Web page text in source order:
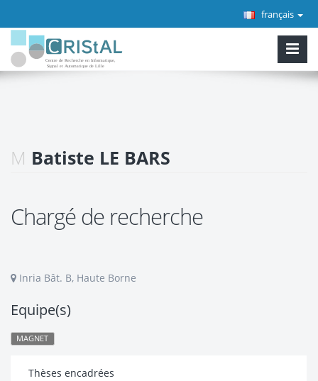
français
M Batiste LE BARS
Chargé de recherche
Inria Bât. B, Haute Borne
Equipe(s)
MAGNET
Thèses encadrées